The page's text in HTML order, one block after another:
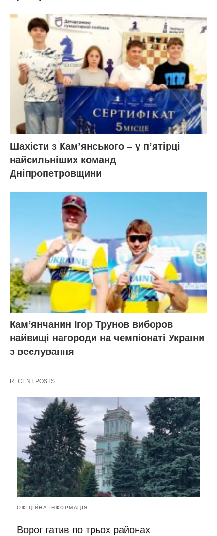
Шахісти з Кам’янського – у п’ятірці
найсильніших команд
Дніпропетровщини
Кам’янчанин Ігор Трунов виборов
найвищі нагороди на чемпіонаті України
з веслування
RECENT POSTS
ОФІЦІЙНА ІНФОРМАЦІЯ
Ворог гатив по трьох районах